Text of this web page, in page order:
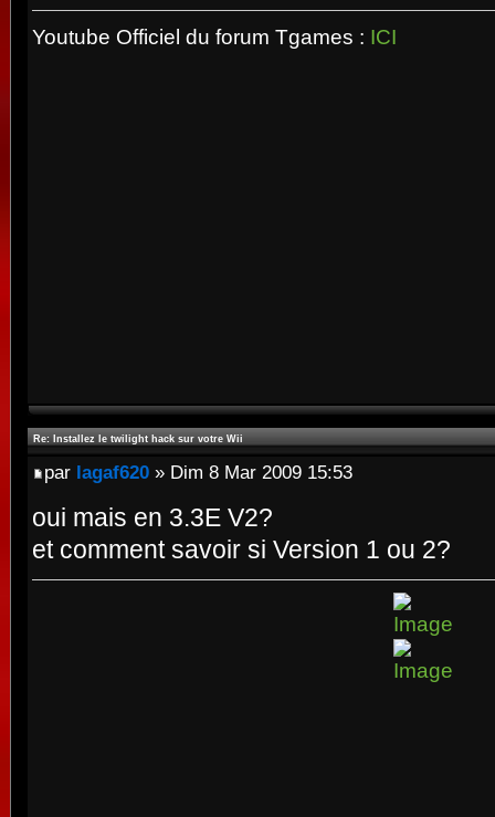
Youtube Officiel du forum Tgames : ICI
Re: Installez le twilight hack sur votre Wii
par lagaf620 » Dim 8 Mar 2009 15:53
oui mais en 3.3E V2?
et comment savoir si Version 1 ou 2?